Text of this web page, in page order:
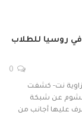
روسيا للطلاب
نت- كشفت
عن شبكة
عليها أجانب من